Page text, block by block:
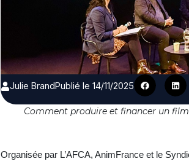
Julie BrandPublié le 14/11/2025
Comment produire et financer un
Organisée par L’AFCA, AnimFrance et le